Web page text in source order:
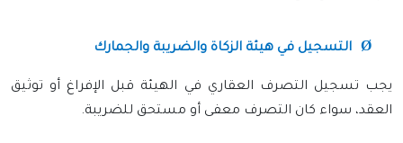
Ø التسجيل في هيئة الزكاة والضريبة والجمارك
يجب تسجيل التصرف العقاري في الهيئة قبل الإفراغ أو توثيق
العقد، سواء كان التصرف معفى أو مستحق للضريبة.